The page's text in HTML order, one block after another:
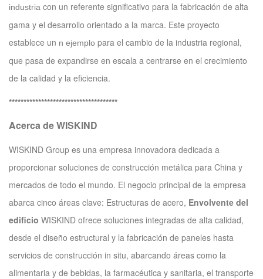
industria con un referente significativo para la fabricación de alta
gama y el desarrollo orientado a la marca. Este proyecto
establece un n ejemplo para el cambio de la industria regional,
que pasa de expandirse en escala a centrarse en el crecimiento
de la calidad y la eficiencia.
*************************************
Acerca de WISKIND
WISKIND Group es una empresa innovadora dedicada a
proporcionar soluciones de construcción metálica para China y
mercados de todo el mundo. El negocio principal de la empresa
abarca cinco áreas clave: Estructuras de acero, Envolvente del
edificio WISKIND ofrece soluciones integradas de alta calidad,
desde el diseño estructural y la fabricación de paneles hasta
servicios de construcción in situ, abarcando áreas como la
alimentaria y de bebidas, la farmacéutica y sanitaria, el transporte